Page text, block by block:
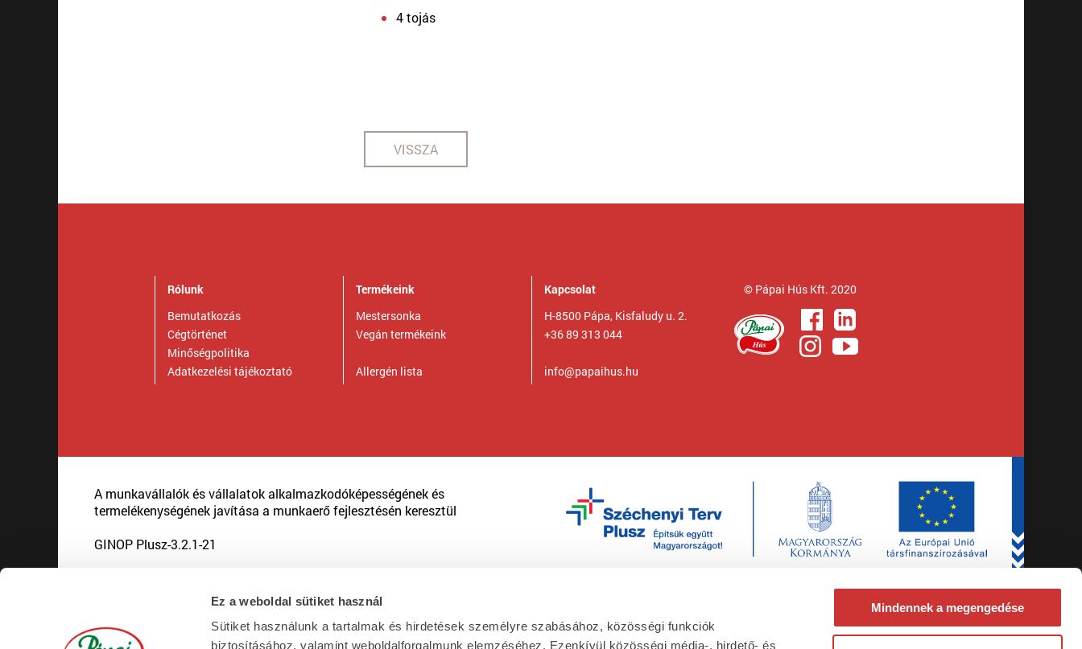
Ez a weboldal sütiket használ
Sütiket használunk a tartalmak és hirdetések személyre szabásához, közösségi funkciók
biztosításához, valamint weboldalforgalmunk elemzéséhez. Ezenkívül közösségi média-, hirdető- és
Mindennek a megengedése
4 tojás
VISSZA
Rólunk
Bemutatkozás
Cégtörténet
Minőségpolitika
Adatkezelési tájékoztató
Termékeink
Mestersonka
Vegán termékeink
Allergén lista
Kapcsolat
H-8500 Pápa, Kisfaludy u. 2.
+36 89 313 044
info@papaihus.hu
© Pápai Hús Kft. 2020
A munkavállalók és vállalatok alkalmazkodóképességének és
termelékenységének javítása a munkaerő fejlesztésén keresztül
GINOP Plusz-3.2.1-21